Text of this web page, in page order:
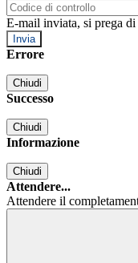
E-mail inviata, si prega
Errore
Chiudi
Successo
Chiudi
Informazione
Chiudi
Attendere...
Attendere il